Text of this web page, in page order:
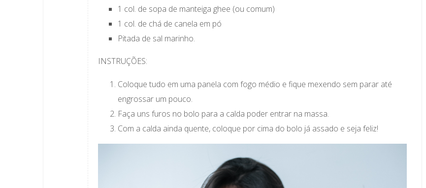
1 col. de sopa de manteiga ghee (ou comum)
1 col. de chá de canela em pó
Pitada de sal marinho.
INSTRUÇÕES:
Coloque tudo em uma panela com fogo médio e fique mexendo sem parar até
engrossar um pouco.
Faça uns furos no bolo para a calda poder entrar na massa.
Com a calda ainda quente, coloque por cima do bolo já assado e seja feliz!